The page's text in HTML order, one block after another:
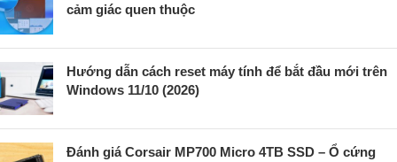
cảm giác quen thuộc
Hướng dẫn cách reset máy tính để bắt đầu mới trên
Windows 11/10 (2026)
Đánh giá Corsair MP700 Micro 4TB SSD – Ổ cứng